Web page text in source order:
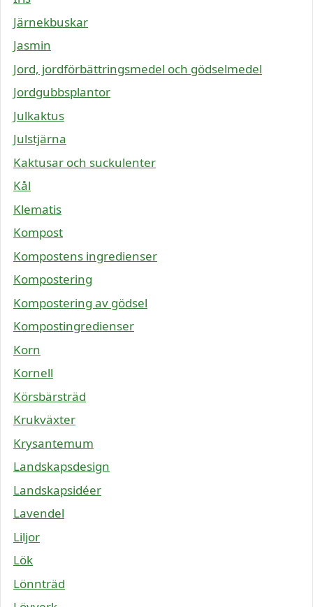
Järnekbuskar
Jasmin
Jord, jordförbättringsmedel och gödselmedel
Jordgubbsplantor
Julkaktus
Julstjärna
Kaktusar och suckulenter
Kål
Klematis
Kompost
Kompostens ingredienser
Kompostering
Kompostering av gödsel
Kompostingredienser
Korn
Kornell
Körsbärsträd
Krukväxter
Krysantemum
Landskapsdesign
Landskapsidéer
Lavendel
Liljor
Lök
Lönnträd